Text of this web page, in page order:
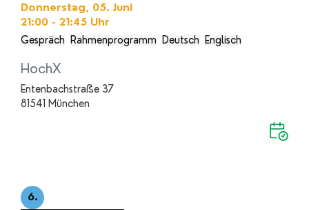
Donnerstag, 05. Juni
21:00 - 21:45 Uhr
Gespräch
Rahmenprogramm Deutsch Englisch
HochX
Entenbachstraße 37
81541 München
6.